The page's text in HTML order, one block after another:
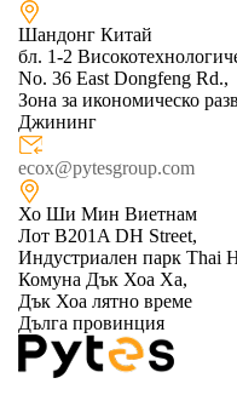
Шандонг Китай
бл. 1-2
No. 36 East Dongfeng Rd.,
Зона за икономическо
Джининг
ecox@pytesgroup.com
Хо Ши Мин Виетнам
Лот B201A DH Street,
Индустриален парк Thai
Комуна Дък Хоа Ха,
Дък Хоа лятно време
Дълга провинция